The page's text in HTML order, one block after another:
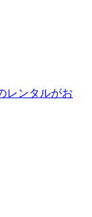
レンタルがお